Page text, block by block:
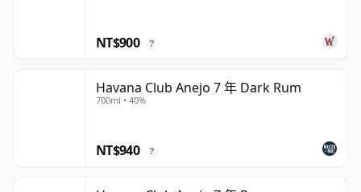
NT$900 ?
Havana Club Anejo 7 年 Dark Rum
700ml • 40%
NT$940 ?